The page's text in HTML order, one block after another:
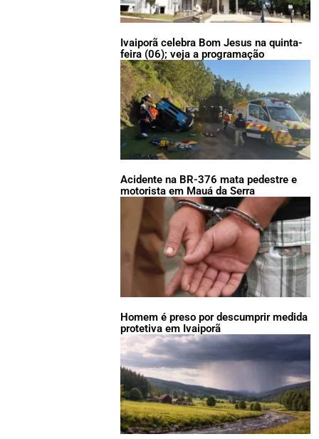
Ivaiporã celebra Bom Jesus na quinta-
feira (06); veja a programação
Acidente na BR-376 mata pedestre e
motorista em Mauá da Serra
Homem é preso por descumprir medida
protetiva em Ivaiporã